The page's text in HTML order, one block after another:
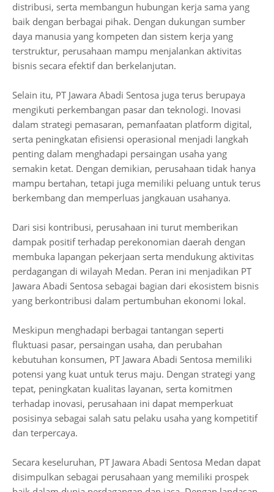
distribusi, serta membangun hubungan kerja sama yang
baik dengan berbagai pihak. Dengan dukungan sumber
daya manusia yang kompeten dan sistem kerja yang
terstruktur, perusahaan mampu menjalankan aktivitas
bisnis secara efektif dan berkelanjutan.
Selain itu, PT Jawara Abadi Sentosa juga terus berupaya
mengikuti perkembangan pasar dan teknologi. Inovasi
dalam strategi pemasaran, pemanfaatan platform digital,
serta peningkatan efisiensi operasional menjadi langkah
penting dalam menghadapi persaingan usaha yang
semakin ketat. Dengan demikian, perusahaan tidak hanya
mampu bertahan, tetapi juga memiliki peluang untuk terus
berkembang dan memperluas jangkauan usahanya.
Dari sisi kontribusi, perusahaan ini turut memberikan
dampak positif terhadap perekonomian daerah dengan
membuka lapangan pekerjaan serta mendukung aktivitas
perdagangan di wilayah Medan. Peran ini menjadikan PT
Jawara Abadi Sentosa sebagai bagian dari ekosistem bisnis
yang berkontribusi dalam pertumbuhan ekonomi lokal.
Meskipun menghadapi berbagai tantangan seperti
fluktuasi pasar, persaingan usaha, dan perubahan
kebutuhan konsumen, PT Jawara Abadi Sentosa memiliki
potensi yang kuat untuk terus maju. Dengan strategi yang
tepat, peningkatan kualitas layanan, serta komitmen
terhadap inovasi, perusahaan ini dapat memperkuat
posisinya sebagai salah satu pelaku usaha yang kompetitif
dan terpercaya.
Secara keseluruhan, PT Jawara Abadi Sentosa Medan dapat
disimpulkan sebagai perusahaan yang memiliki prospek